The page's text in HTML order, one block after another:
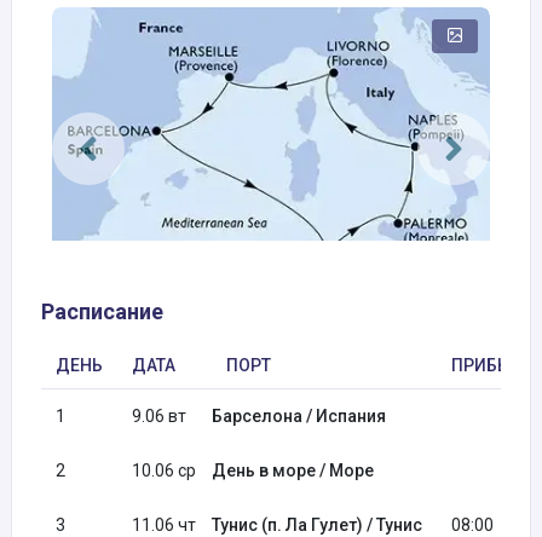
Расписание
ДЕНЬ ДАТА ПОРТ ПРИБЫТИЕ
1 9.06 вт Барселона / Испания
2 10.06 ср День в море / Море
3 11.06 чт Тунис (п. Ла Гулет) / Тунис 08:00